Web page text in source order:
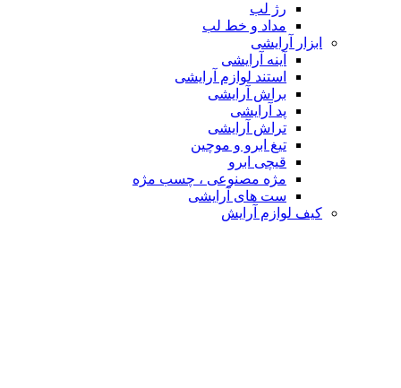
رژ لب
مداد و خط لب
ابزار آرایشی
آینه آرایشی
استند لوازم آرایشی
براش آرایشی
پد آرایشی
تراش آرایشی
تیغ ابرو و موچین
قیچی ابرو
مژه مصنوعی ، چسب مژه
ست های آرایشی
کیف لوازم آرایش